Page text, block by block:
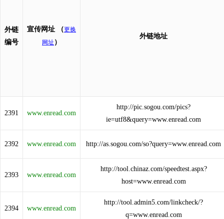
外链
编号
宣传网址 （更换
网址 ）
外链地址
2391 www.enread.com
http://pic.sogou.com/pics?
ie=utf8&query=www.enread.com
2392 www.enread.com http://as.sogou.com/so?query=www.enread.com
2393 www.enread.com
http://tool.chinaz.com/speedtest.aspx?
host=www.enread.com
2394 www.enread.com
http://tool.admin5.com/linkcheck/?
q=www.enread.com